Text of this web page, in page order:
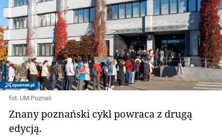
fot. UM Poznań
Znany poznański cykl powraca z drugą
edycją.